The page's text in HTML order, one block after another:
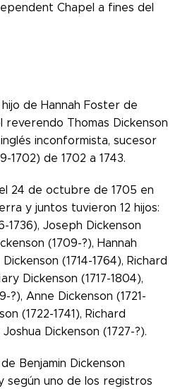
Chapel a fines del
de Hannah Foster de
reverendo Thomas Dickenson
inconformista, sucesor
1702) de 1702 a 1743.
24 de octubre de 1705 en
y juntos tuvieron 12 hijos:
1736), Joseph Dickenson
(1709-?), Hannah
(1714-1764), Richard
Dickenson (1717-1804),
?), Anne Dickenson (1721-
(1722-1741), Richard
Dickenson (1727-?).
Benjamin Dickenson
según uno de los registros